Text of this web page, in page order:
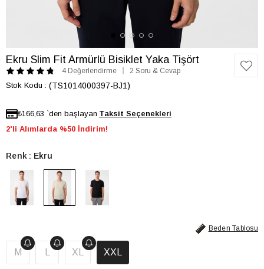
Ekru Slim Fit Armürlü Bisiklet Yaka Tişört
4 Değerlendirme 2 Soru & Cevap
Stok Kodu (TS1014000397-BJ1)
₺166,63 `den başlayan
2'li Alımlarda %50 İndirim!
Renk Ekru
Beden Tablosu
M XL XXL